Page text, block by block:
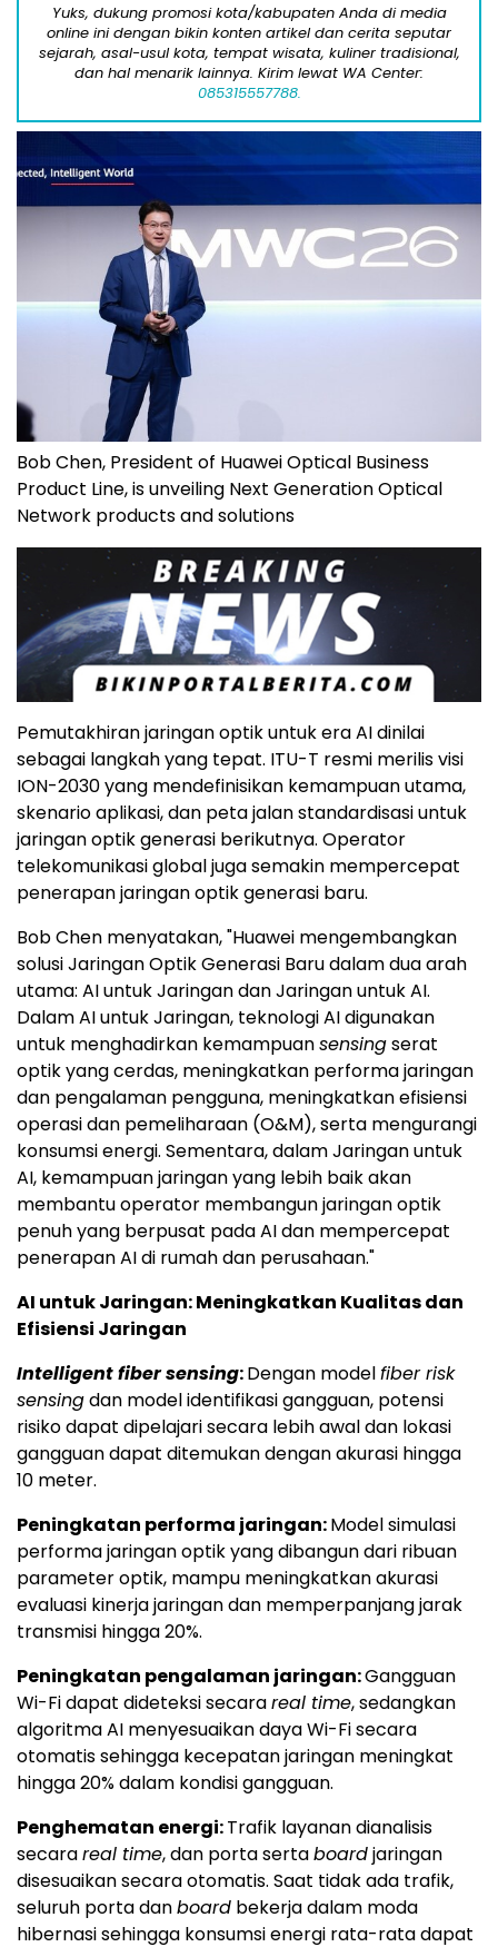
Yuks, dukung promosi kota/kabupaten Anda di media
online ini dengan bikin konten artikel dan cerita seputar
sejarah, asal-usul kota, tempat wisata, kuliner tradisional,
dan hal menarik lainnya. Kirim lewat WA Center:
085315557788.
Bob Chen, President of Huawei Optical Business
Product Line, is unveiling Next Generation Optical
Network products and solutions
Pemutakhiran jaringan optik untuk era AI dinilai
sebagai langkah yang tepat. ITU-T resmi merilis visi
ION-2030 yang mendefinisikan kemampuan utama,
skenario aplikasi, dan peta jalan standardisasi untuk
jaringan optik generasi berikutnya. Operator
telekomunikasi global juga semakin mempercepat
penerapan jaringan optik generasi baru.
Bob Chen menyatakan, "Huawei mengembangkan
solusi Jaringan Optik Generasi Baru dalam dua arah
utama: AI untuk Jaringan dan Jaringan untuk AI.
Dalam AI untuk Jaringan, teknologi AI digunakan
untuk menghadirkan kemampuansensingserat
optik yang cerdas, meningkatkan performa jaringan
dan pengalaman pengguna, meningkatkan efisiensi
operasi dan pemeliharaan (O&M), serta mengurangi
konsumsi energi. Sementara, dalam Jaringan untuk
AI, kemampuan jaringan yang lebih baik akan
membantu operator membangun jaringan optik
penuh yang berpusat pada AI dan mempercepat
penerapan AI di rumah dan perusahaan."
AI untuk Jaringan: Meningkatkan Kualitas dan
Efisiensi Jaringan
Intelligent fiber sensing:Dengan modelfiber risk
sensingdan model identifikasi gangguan, potensi
risiko dapat dipelajari secara lebih awal dan lokasi
gangguan dapat ditemukan dengan akurasi hingga
10 meter.
Peningkatan performa jaringan:Model simulasi
performa jaringan optik yang dibangun dari ribuan
parameter optik, mampu meningkatkan akurasi
evaluasi kinerja jaringan dan memperpanjang jarak
transmisi hingga 20%.
Peningkatan pengalaman jaringan:Gangguan
Wi-Fi dapat dideteksi secarareal time, sedangkan
algoritma AI menyesuaikan daya Wi-Fi secara
otomatis sehingga kecepatan jaringan meningkat
hingga 20% dalam kondisi gangguan.
Penghematan energi:Trafik layanan dianalisis
secarareal time, dan porta sertaboardjaringan
disesuaikan secara otomatis. Saat tidak ada trafik,
seluruh porta danboard bekerja dalam moda
hibernasi sehingga konsumsi energi rata-rata dapat